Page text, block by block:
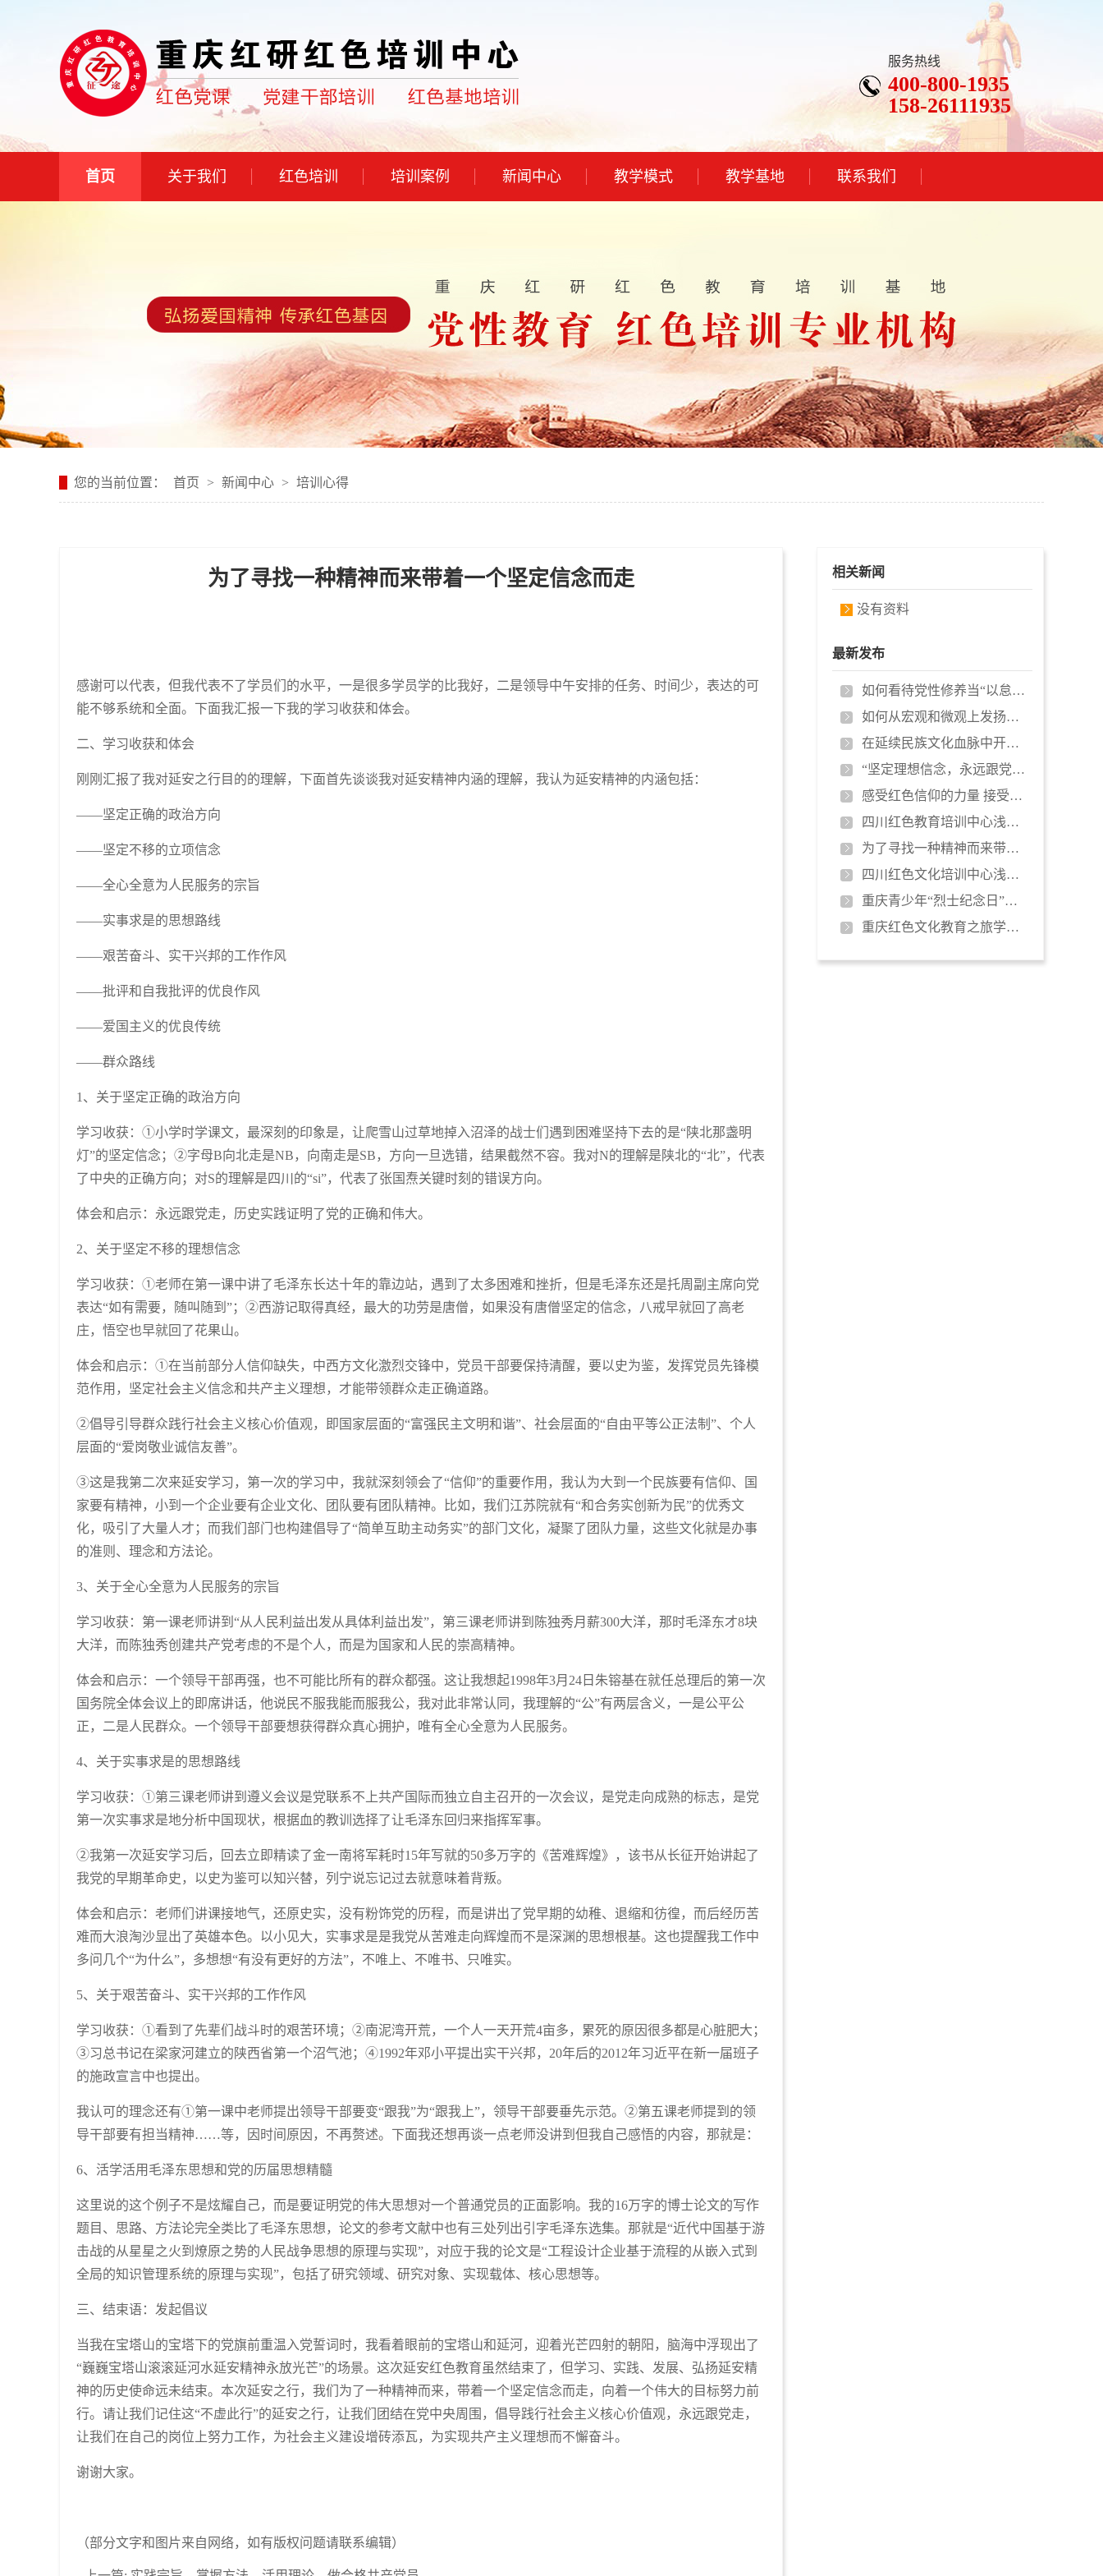
服务热线
400-800-1935
158-26111935
首页 关于我们 红色培训 培训案例 新闻中心 教学模式 教学基地 联系我们
您的当前位置： 首页 > 新闻中心 > 培训心得
为了寻找一种精神而来带着一个坚定信念而走
感谢可以代表，但我代表不了学员们的水平，一是很多学员学的比我好，二是领导中午安排的任务、时间少，表达的可
能不够系统和全面。下面我汇报一下我的学习收获和体会。
二、学习收获和体会
刚刚汇报了我对延安之行目的的理解，下面首先谈谈我对延安精神内涵的理解，我认为延安精神的内涵包括：
——坚定正确的政治方向
——坚定不移的立项信念
——全心全意为人民服务的宗旨
——实事求是的思想路线
——艰苦奋斗、实干兴邦的工作作风
——批评和自我批评的优良作风
——爱国主义的优良传统
——群众路线
1、关于坚定正确的政治方向
学习收获：①小学时学课文，最深刻的印象是，让爬雪山过草地掉入沼泽的战士们遇到困难坚持下去的是“陕北那盏明
灯”的坚定信念；②字母B向北走是NB，向南走是SB，方向一旦选错，结果截然不容。我对N的理解是陕北的“北”，代表
了中央的正确方向；对S的理解是四川的“si”，代表了张国焘关键时刻的错误方向。
体会和启示：永远跟党走，历史实践证明了党的正确和伟大。
2、关于坚定不移的理想信念
学习收获：①老师在第一课中讲了毛泽东长达十年的靠边站，遇到了太多困难和挫折，但是毛泽东还是托周副主席向党
表达“如有需要，随叫随到”；②西游记取得真经，最大的功劳是唐僧，如果没有唐僧坚定的信念，八戒早就回了高老
庄，悟空也早就回了花果山。
体会和启示：①在当前部分人信仰缺失，中西方文化激烈交锋中，党员干部要保持清醒，要以史为鉴，发挥党员先锋模
范作用，坚定社会主义信念和共产主义理想，才能带领群众走正确道路。
②倡导引导群众践行社会主义核心价值观，即国家层面的“富强民主文明和谐”、社会层面的“自由平等公正法制”、个人
层面的“爱岗敬业诚信友善”。
③这是我第二次来延安学习，第一次的学习中，我就深刻领会了“信仰”的重要作用，我认为大到一个民族要有信仰、国
家要有精神，小到一个企业要有企业文化、团队要有团队精神。比如，我们江苏院就有“和合务实创新为民”的优秀文
化，吸引了大量人才；而我们部门也构建倡导了“简单互助主动务实”的部门文化，凝聚了团队力量，这些文化就是办事
的准则、理念和方法论。
3、关于全心全意为人民服务的宗旨
学习收获：第一课老师讲到“从人民利益出发从具体利益出发”，第三课老师讲到陈独秀月薪300大洋，那时毛泽东才8块
大洋，而陈独秀创建共产党考虑的不是个人，而是为国家和人民的崇高精神。
体会和启示：一个领导干部再强，也不可能比所有的群众都强。这让我想起1998年3月24日朱镕基在就任总理后的第一次
国务院全体会议上的即席讲话，他说民不服我能而服我公，我对此非常认同，我理解的“公”有两层含义，一是公平公
正，二是人民群众。一个领导干部要想获得群众真心拥护，唯有全心全意为人民服务。
4、关于实事求是的思想路线
学习收获：①第三课老师讲到遵义会议是党联系不上共产国际而独立自主召开的一次会议，是党走向成熟的标志，是党
第一次实事求是地分析中国现状，根据血的教训选择了让毛泽东回归来指挥军事。
②我第一次延安学习后，回去立即精读了金一南将军耗时15年写就的50多万字的《苦难辉煌》，该书从长征开始讲起了
我党的早期革命史，以史为鉴可以知兴替，列宁说忘记过去就意味着背叛。
体会和启示：老师们讲课接地气，还原史实，没有粉饰党的历程，而是讲出了党早期的幼稚、退缩和彷徨，而后经历苦
难而大浪淘沙显出了英雄本色。以小见大，实事求是是我党从苦难走向辉煌而不是深渊的思想根基。这也提醒我工作中
多问几个“为什么”，多想想“有没有更好的方法”，不唯上、不唯书、只唯实。
5、关于艰苦奋斗、实干兴邦的工作作风
学习收获：①看到了先辈们战斗时的艰苦环境；②南泥湾开荒，一个人一天开荒4亩多，累死的原因很多都是心脏肥大；
③习总书记在梁家河建立的陕西省第一个沼气池；④1992年邓小平提出实干兴邦，20年后的2012年习近平在新一届班子
的施政宣言中也提出。
我认可的理念还有①第一课中老师提出领导干部要变“跟我”为“跟我上”，领导干部要垂先示范。②第五课老师提到的领
导干部要有担当精神……等，因时间原因，不再赘述。下面我还想再谈一点老师没讲到但我自己感悟的内容，那就是：
6、活学活用毛泽东思想和党的历届思想精髓
这里说的这个例子不是炫耀自己，而是要证明党的伟大思想对一个普通党员的正面影响。我的16万字的博士论文的写作
题目、思路、方法论完全类比了毛泽东思想，论文的参考文献中也有三处列出引字毛泽东选集。那就是“近代中国基于游
击战的从星星之火到燎原之势的人民战争思想的原理与实现”，对应于我的论文是“工程设计企业基于流程的从嵌入式到
全局的知识管理系统的原理与实现”，包括了研究领域、研究对象、实现载体、核心思想等。
三、结束语：发起倡议
当我在宝塔山的宝塔下的党旗前重温入党誓词时，我看着眼前的宝塔山和延河，迎着光芒四射的朝阳，脑海中浮现出了
“巍巍宝塔山滚滚延河水延安精神永放光芒”的场景。这次延安红色教育虽然结束了，但学习、实践、发展、弘扬延安精
神的历史使命远未结束。本次延安之行，我们为了一种精神而来，带着一个坚定信念而走，向着一个伟大的目标努力前
行。请让我们记住这“不虚此行”的延安之行，让我们团结在党中央周围，倡导践行社会主义核心价值观，永远跟党走，
让我们在自己的岗位上努力工作，为社会主义建设增砖添瓦，为实现共产主义理想而不懈奋斗。
谢谢大家。
（部分文字和图片来自网络，如有版权问题请联系编辑）
相关新闻
没有资料
最新发布
如何看待党性修养当“以怠为败”？…
如何从宏观和微观上发扬延安精神
在延续民族文化血脉中开拓前行
“坚定理想信念，永远跟党走”党支…
感受红色信仰的力量 接受革命精神…
四川红色教育培训中心浅析《国家宝…
为了寻找一种精神而来带着一个坚定…
四川红色文化培训中心浅谈民族精神…
重庆青少年“烈士纪念日”缅怀邱少…
重庆红色文化教育之旅学员有感